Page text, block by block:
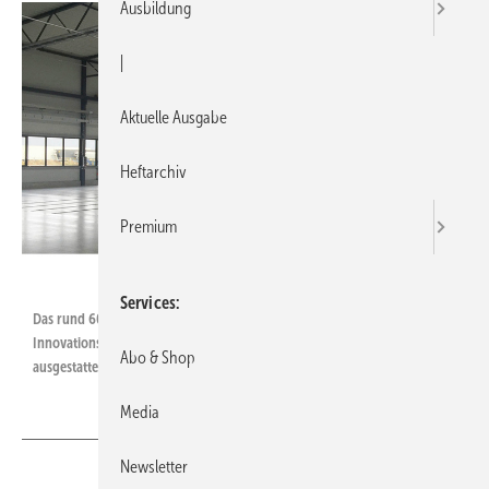
Das rund 6000 m² Gebäudefläche umfassende Produktions- und
Innovationszentrum der NMH GmbH ist mit einer Fußbodenheizung
ausgestattet, die sich in 20 Verteilerstationen à 12 Kreise gliedert.
Ausbildung
Aktuelle Ausgabe
Heftarchiv
Premium
Services
Abo & Shop
Media
Newsletter